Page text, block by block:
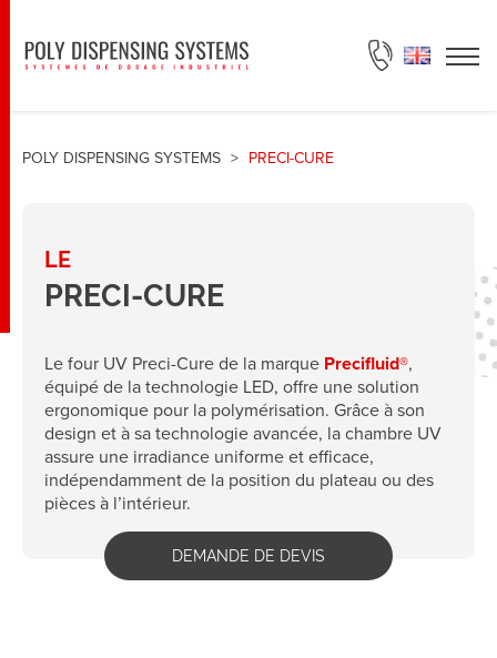
POLY DISPENSING SYSTEMS > PRECI-CURE
LE
PRECI-CURE
Le four UV Preci-Cure de la marque Precifluid®,
équipé de la technologie LED, offre une solution
ergonomique pour la polymérisation. Grâce à son
design et à sa technologie avancée, la chambre UV
assure une irradiance uniforme et efficace,
indépendamment de la position du plateau ou des
pièces à l’intérieur.
DEMANDE DE DEVIS